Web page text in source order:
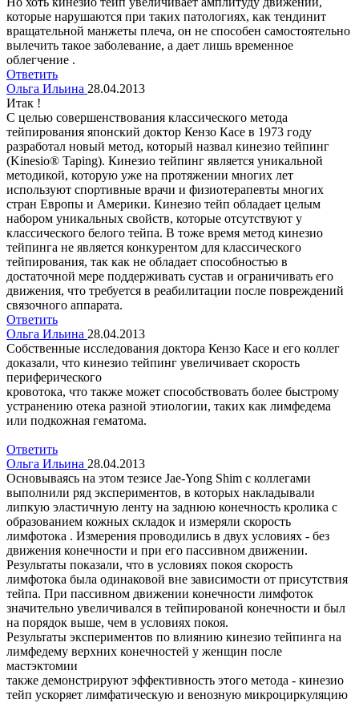
которые нарушаются при таких патологиях, как тендинит
вращательной манжеты плеча, он не способен самостоятельно
вылечить такое заболевание, а дает лишь временное
облегчение .
Ответить
Ольга Ильина 28.04.2013
Итак !
С целью совершенствования классического метода
тейпирования японский доктор Кензо Касе в 1973 году
разработал новый метод, который назвал кинезио тейпинг
(Kinesio® Taping). Кинезио тейпинг является уникальной
методикой, которую уже на протяжении многих лет
используют спортивные врачи и физиотерапевты многих
стран Европы и Америки. Кинезио тейп обладает целым
набором уникальных свойств, которые отсутствуют у
классического белого тейпа. В тоже время метод кинезио
тейпинга не является конкурентом для классического
тейпирования, так как не обладает способностью в
достаточной мере поддерживать сустав и ограничивать его
движения, что требуется в реабилитации после повреждений
связочного аппарата.
Ответить
Ольга Ильина 28.04.2013
Собственные исследования доктора Кензо Касе и его коллег
доказали, что кинезио тейпинг увеличивает скорость
периферического
кровотока, что также может способствовать более быстрому
устранению отека разной этиологии, таких как лимфедема
или подкожная гематома.
Ответить
Ольга Ильина 28.04.2013
Основываясь на этом тезисе Jae-Yong Shim с коллегами
выполнили ряд экспериментов, в которых накладывали
липкую эластичную ленту на заднюю конечность кролика с
образованием кожных складок и измеряли скорость
лимфотока . Измерения проводились в двух условиях - без
движения конечности и при его пассивном движении.
Результаты показали, что в условиях покоя скорость
лимфотока была одинаковой вне зависимости от присутствия
тейпа. При пассивном движении конечности лимфоток
значительно увеличивался в тейпированой конечности и был
на порядок выше, чем в условиях покоя.
Результаты экспериментов по влиянию кинезио тейпинга на
лимфедему верхних конечностей у женщин после
мастэктомии
также демонстрируют эффективность этого метода - кинезио
тейп ускоряет лимфатическую и венозную микроциркуляцию